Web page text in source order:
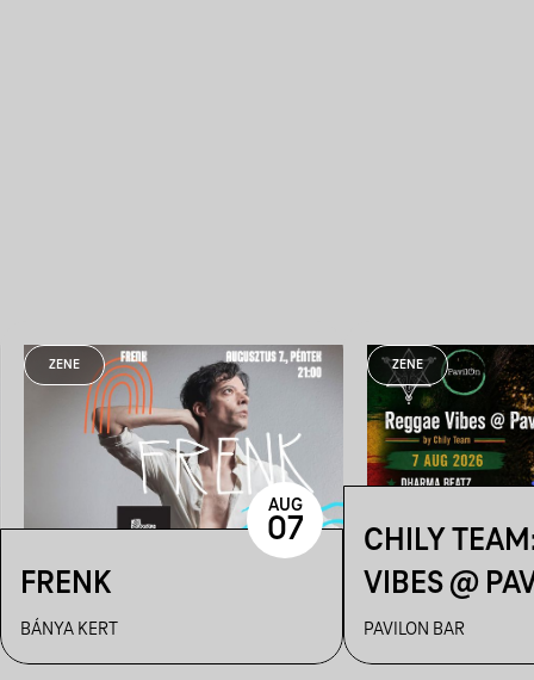
ZENE
FRENK
BÁNYA KERT
AUG
07
ZENE
CHILY
VIBES @
PAVILON BAR